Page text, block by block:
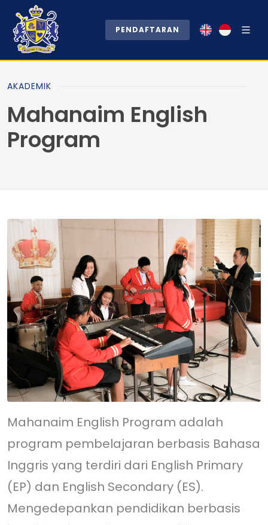
PENDAFTARAN
AKADEMIK
Mahanaim English
Program
Mahanaim English Program adalah
program pembelajaran berbasis Bahasa
Inggris yang terdiri dari English Primary
(EP) dan English Secondary (ES).
Mengedepankan pendidikan berbasis